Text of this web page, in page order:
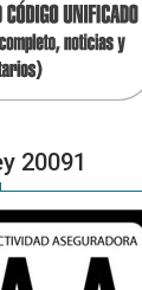
20091